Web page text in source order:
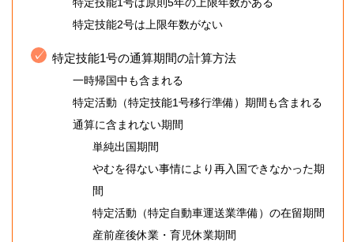
特定技能2号は上限年数がない
特定技能1号の通算期間の計算方法
一時帰国中も含まれる
特定活動（特定技能1号移行準備）期間も含まれる
通算に含まれない期間
単純出国期間
やむを得ない事情により再入国できなかった期
間
特定活動（特定自動車運送業準備）の在留期間
産前産後休業・育児休業期間